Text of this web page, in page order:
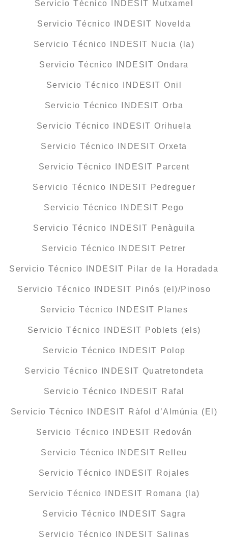
Servicio Técnico INDESIT Mutxamel
Servicio Técnico INDESIT Novelda
Servicio Técnico INDESIT Nucia (la)
Servicio Técnico INDESIT Ondara
Servicio Técnico INDESIT Onil
Servicio Técnico INDESIT Orba
Servicio Técnico INDESIT Orihuela
Servicio Técnico INDESIT Orxeta
Servicio Técnico INDESIT Parcent
Servicio Técnico INDESIT Pedreguer
Servicio Técnico INDESIT Pego
Servicio Técnico INDESIT Penàguila
Servicio Técnico INDESIT Petrer
Servicio Técnico INDESIT Pilar de la Horadada
Servicio Técnico INDESIT Pinós (el)/Pinoso
Servicio Técnico INDESIT Planes
Servicio Técnico INDESIT Poblets (els)
Servicio Técnico INDESIT Polop
Servicio Técnico INDESIT Quatretondeta
Servicio Técnico INDESIT Rafal
Servicio Técnico INDESIT Ràfol d’Almúnia (El)
Servicio Técnico INDESIT Redován
Servicio Técnico INDESIT Relleu
Servicio Técnico INDESIT Rojales
Servicio Técnico INDESIT Romana (la)
Servicio Técnico INDESIT Sagra
Servicio Técnico INDESIT Salinas